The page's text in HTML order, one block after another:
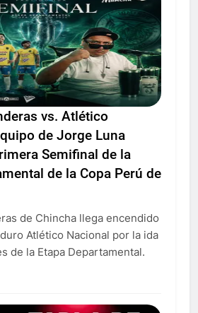
vs. Atlético
de Jorge Luna
Semifinal de la
de la Copa Perú de
de Chincha llega encendido
Atlético Nacional por la ida
de la Etapa Departamental.